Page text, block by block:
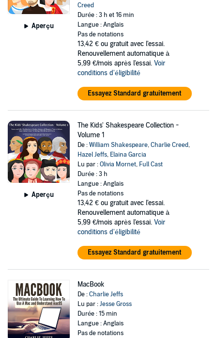
Aperçu
Creed
Durée : 3 h et 16 min
Langue : Anglais
Pas de notations
13,42 € ou gratuit avec l'essai.
Renouvellement automatique à
5,99 €/mois après l'essai. Voir
conditions d'éligibilité
Essayez Standard gratuitement
Aperçu
The Kids' Shakespeare Collection -
Volume 1
De :William Shakespeare,Charlie Creed,
Hazel Jeffs, Elaina Garcia
Lu par :Olivia Mornet, Full Cast
Durée : 3 h
Langue : Anglais
Pas de notations
13,42 € ou gratuit avec l'essai.
Renouvellement automatique à
5,99 €/mois après l'essai. Voir
conditions d'éligibilité
Essayez Standard gratuitement
MacBook
De :Charlie Jeffs
Lu par :Jesse Gross
Durée : 15 min
Langue : Anglais
Pas de notations